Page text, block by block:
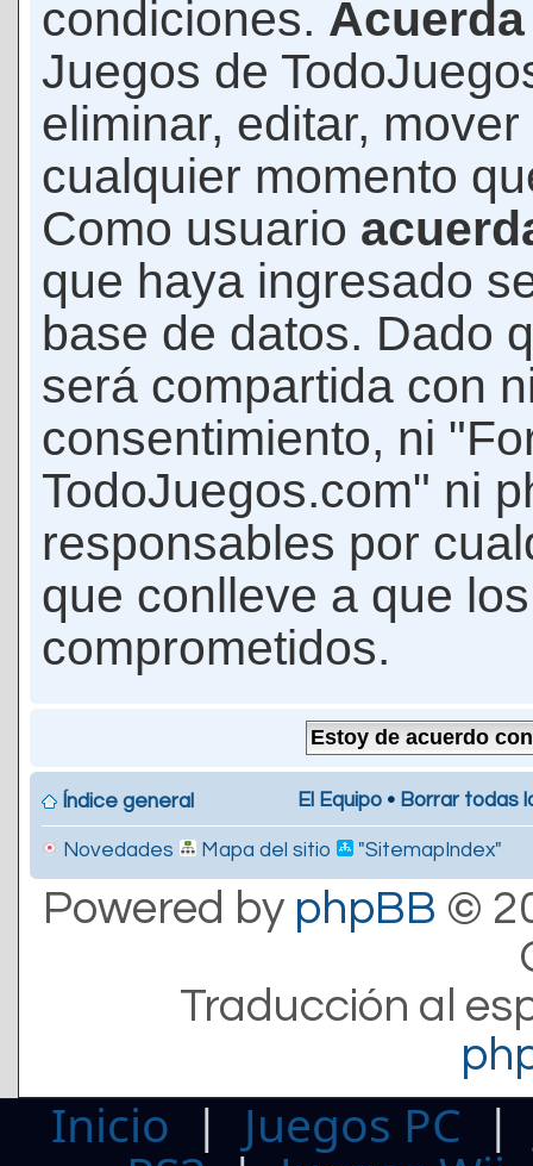
condiciones. Acuerda
Juegos de
eliminar, editar,
cualquier momento
Como usuario
que haya ingresado
base de datos. Dado
será compartida con
consentimiento, ni
TodoJuegos.com" ni
responsables por
que conlleve a que
comprometidos.
Índice general El Equipo • Borrar todas
Novedades Mapa del sitio "SitemapIndex"
Powered by phpBB ©
Traducción al
Inicio | Juegos PC